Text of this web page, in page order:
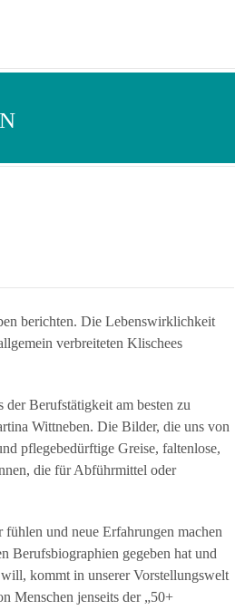
berichten. Die Lebenswirklichkeit
verbreiteten Klischees
Berufstätigkeit am besten zu
Wittneben. Die Bilder, die uns von
pflegebedürftige Greise, faltenlose,
die für Abführmittel oder
und neue Erfahrungen machen
Berufsbiographien gegeben hat und
kommt in unserer Vorstellungswelt
Menschen jenseits der „50+